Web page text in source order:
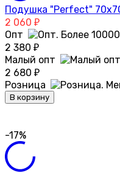
Подушка "Perfect"
2 060 ₽
Опт
2 380 ₽
Малый опт
2 680 ₽
Розница
В корзину
-17%